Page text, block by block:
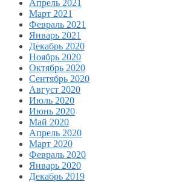
Апрель 2021
Март 2021
Февраль 2021
Январь 2021
Декабрь 2020
Ноябрь 2020
Октябрь 2020
Сентябрь 2020
Август 2020
Июль 2020
Июнь 2020
Май 2020
Апрель 2020
Март 2020
Февраль 2020
Январь 2020
Декабрь 2019